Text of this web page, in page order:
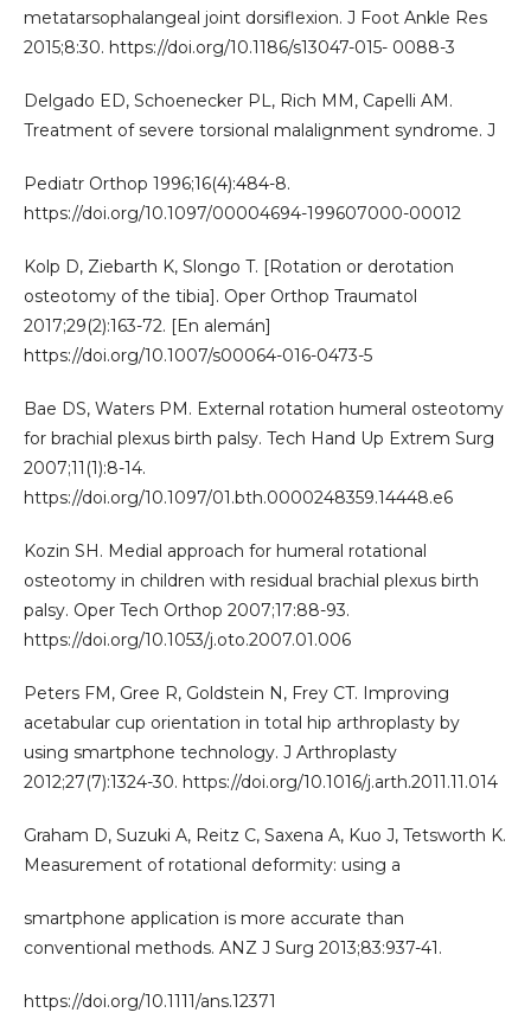
metatarsophalangeal joint dorsiflexion. J Foot Ankle Res
2015;8:30. https://doi.org/10.1186/s13047-015- 0088-3
Delgado ED, Schoenecker PL, Rich MM, Capelli AM.
Treatment of severe torsional malalignment syndrome. J
Pediatr Orthop 1996;16(4):484-8.
https://doi.org/10.1097/00004694-199607000-00012
Kolp D, Ziebarth K, Slongo T. [Rotation or derotation
osteotomy of the tibia]. Oper Orthop Traumatol
2017;29(2):163-72. [En alemán]
https://doi.org/10.1007/s00064-016-0473-5
Bae DS, Waters PM. External rotation humeral osteotomy
for brachial plexus birth palsy. Tech Hand Up Extrem Surg
2007;11(1):8-14.
https://doi.org/10.1097/01.bth.0000248359.14448.e6
Kozin SH. Medial approach for humeral rotational
osteotomy in children with residual brachial plexus birth
palsy. Oper Tech Orthop 2007;17:88-93.
https://doi.org/10.1053/j.oto.2007.01.006
Peters FM, Gree R, Goldstein N, Frey CT. Improving
acetabular cup orientation in total hip arthroplasty by
using smartphone technology. J Arthroplasty
2012;27(7):1324-30. https://doi.org/10.1016/j.arth.2011.11.014
Graham D, Suzuki A, Reitz C, Saxena A, Kuo J, Tetsworth K.
Measurement of rotational deformity: using a
smartphone application is more accurate than
conventional methods. ANZ J Surg 2013;83:937-41.
https://doi.org/10.1111/ans.12371